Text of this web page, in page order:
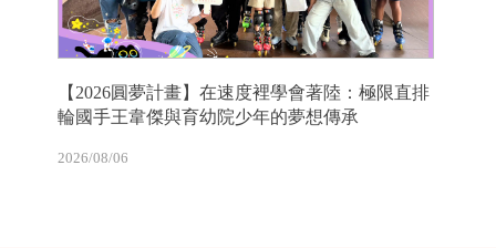
【2026圓夢計畫】在速度裡學會著陸：極限直排
輪國手王韋傑與育幼院少年的夢想傳承
2026/08/06